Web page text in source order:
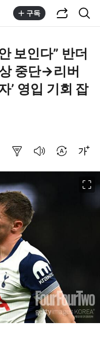
구독
보인다” 반더
중단→리버
’ 영입 기회 잡